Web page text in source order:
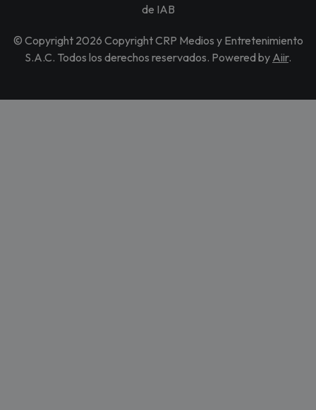
de IAB
© Copyright 2026 Copyright CRP Medios y Entretenimiento
S.A.C. Todos los derechos reservados. Powered by Aiir.